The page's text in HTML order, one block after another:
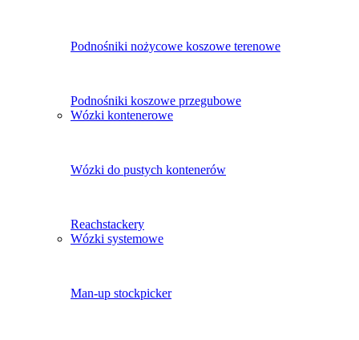
Podnośniki nożycowe koszowe terenowe
Podnośniki koszowe przegubowe
Wózki kontenerowe
Wózki do pustych kontenerów
Reachstackery
Wózki systemowe
Man-up stockpicker